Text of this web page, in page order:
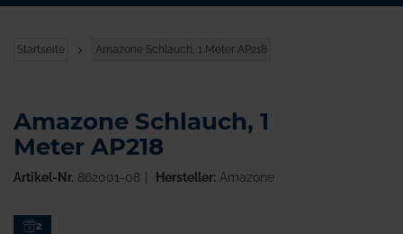
Startseite Amazone Schlauch, 1 Meter AP218
Zum2
Amazone Schlauch, 1
Meter AP218
Artikel-Nr. 862001-08 Hersteller:Amazone